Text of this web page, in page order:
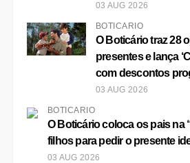
03 AUG 2026
BOTICÁRIO
O Boticário traz 28
presentes e lança
com descontos
03 AUG 2026
BOTICÁRIO
O Boticário coloca os pais na
filhos para pedir o presente
03 AUG 2026